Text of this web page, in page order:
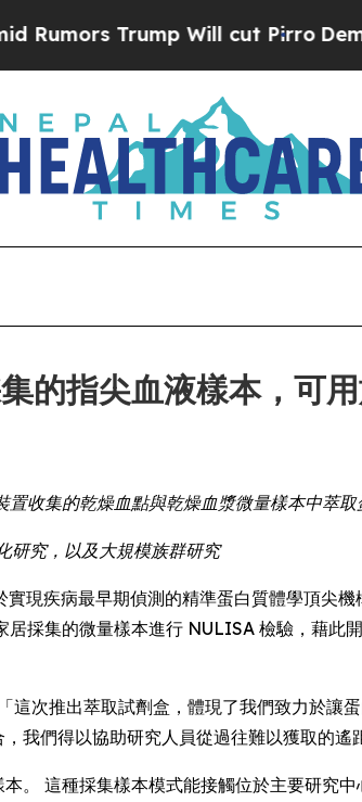
Trump Will cut Pirro Democratic
指尖血液樣本，可
收集的乾燥血點與乾燥血漿微量樣本中萃
研究，以及大規模族群研究
現疾病最早期偵測的精準蛋白質體學頂尖
採集的微量樣本進行 NULISA 檢驗，藉此
次推出萃取試劑盒，體現了我們致力於讓
我們得以協助研究人員從過往難以獲取的遙
。 這種採集樣本模式能接觸位於主要研究